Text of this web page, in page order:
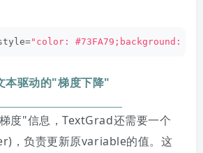
"color:
本驱动的"梯度下降"
度"信息，TextGrad还需要一个
，负责更新原variable的值。 这